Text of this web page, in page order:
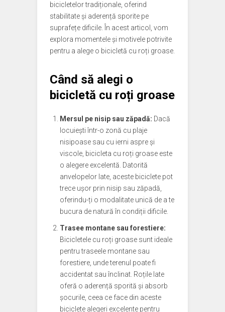
bicicletelor tradiționale, oferind
stabilitate și aderență sporite pe
suprafețe dificile. În acest articol, vom
explora momentele și motivele potrivite
pentru a alege o bicicletă cu roți groase.
Când să alegi o
bicicletă cu roți groase
Mersul pe nisip sau zăpadă: Dacă
locuiești într-o zonă cu plaje
nisipoase sau cu ierni aspre și
viscole, bicicleta cu roți groase este
o alegere excelentă. Datorită
anvelopelor late, aceste biciclete pot
trece ușor prin nisip sau zăpadă,
oferindu-ți o modalitate unică de a te
bucura de natură în condiții dificile.
Trasee montane sau forestiere:
Bicicletele cu roți groase sunt ideale
pentru traseele montane sau
forestiere, unde terenul poate fi
accidentat sau înclinat. Roțile late
oferă o aderență sporită și absorb
șocurile, ceea ce face din aceste
biciclete alegeri excelente pentru